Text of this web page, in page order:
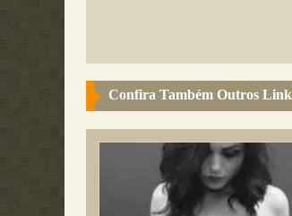
Confira Também Outros